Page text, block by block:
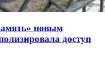
новым
доступ